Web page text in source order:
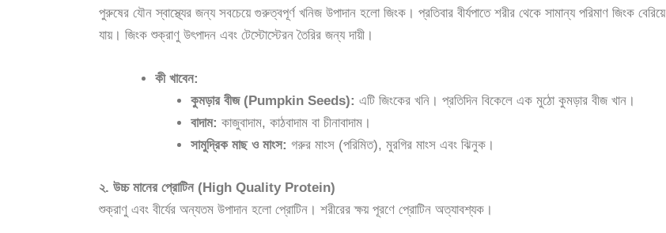
পুরুষের যৌন স্বাস্থ্যের জন্য সবচেয়ে গুরুত্বপূর্ণ খনিজ উপাদান হলো জিংক। প্রতিবার বীর্যপাতে শরীর থেকে সামান্য পরিমাণ জিংক বেরিয়ে
যায়। জিংক শুক্রাণু উৎপাদন এবং টেস্টোস্টেরন তৈরির জন্য দায়ী।
কী খাবেন:
কুমড়ার বীজ (Pumpkin Seeds): এটি জিংকের খনি। প্রতিদিন বিকেলে এক মুঠো কুমড়ার বীজ খান।
বাদাম: কাজুবাদাম, কাঠবাদাম বা চীনাবাদাম।
সামুদ্রিক মাছ ও মাংস: গরুর মাংস (পরিমিত), মুরগির মাংস এবং ঝিনুক।
২. উচ্চ মানের প্রোটিন (High Quality Protein)
শুক্রাণু এবং বীর্যের অন্যতম উপাদান হলো প্রোটিন। শরীরের ক্ষয় পূরণে প্রোটিন অত্যাবশ্যক।